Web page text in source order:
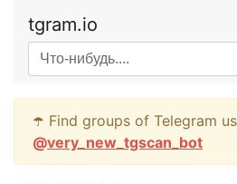
tgram.io
☂️ Find groups of Telegram
@very_new_tgscan_bot